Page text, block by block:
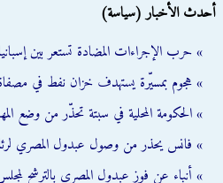
أحدث الأخبار (سياسة)
» حرب الإجراءات المضادة تستعر بين إسبانيا
» هجوم بمسيّرة يستهدف خزان نفط في مصفاة
» الحكومة المحلية في سبتة تحذّر من وضع
» فانس يحذر من وصول عبدول المصري
» أنباء عن فوز عبدول المصري بالترشح